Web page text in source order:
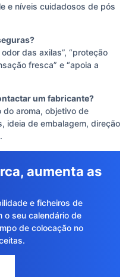
e níveis cuidadosos de pós
das axilas”, “proteção
fresca” e “apoia a
um fabricante?
aroma, objetivo de
ideia de embalagem, direção
aumenta as
e ficheiros de
o seu calendário de
de colocação no